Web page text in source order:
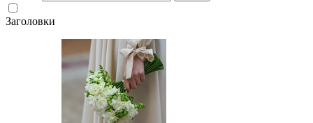
Заголовки